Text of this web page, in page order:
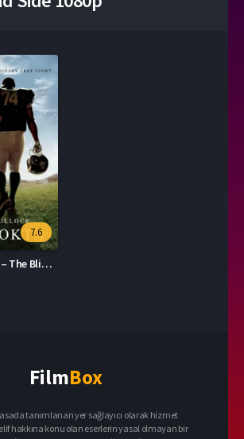
7.6
Kör Nokta 2009 – The Blind Side 1080p Turkce Dublaj izle
FilmBox
tanımlanan yer sağlayıcı olarak hizmet
hakkına konu olan eserlerin yasal olmayan bir